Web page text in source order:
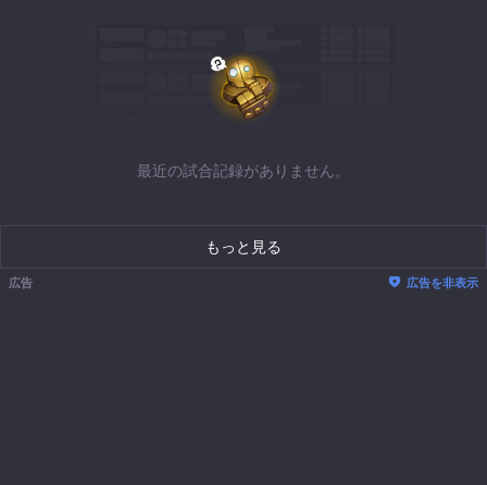
最近の試合記録がありません。
もっと見る
広告 広告を非表示